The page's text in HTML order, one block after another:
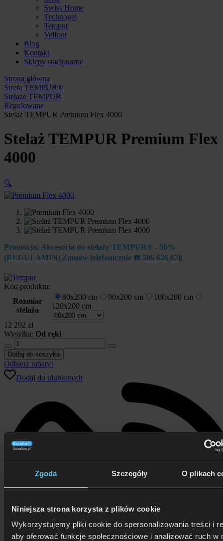
Zgoda Szczegóły O plikach
Niniejsza strona korzysta z plików cookie
Wykorzystujemy pliki cookie do spersonalizowania treści i
aby oferować funkcje społecznościowe i analizować ruch w
Swiss Home
Technogel
Tempur
Velfont
Blog
Kontakt
Sklepy stacjonarne
Strona główna
Strefa TEMPUR®
Stelaże TEMPUR
Regulowane
Stelaż TEMPUR Premium Flex 4000
Stelaż TEMPUR Premium Flex
4000
🔍
Promocja: Akcesoria do stelaży TEMPUR® - 50%
(REGULAMIN) Zamów telefonicznie ☎️ 506 626 678
Kod produktu:
Rozmiar
stelaża
80x200 cm 90x200 cm
100x200 cm
120x200 cm
12 292 zł
Wysyłka: Od ręki
ilość
Stelaż
TEMPUR
Premium
Flex
Dodaj do koszyka
Odbierz rabaty!
Dodaj do ulubionych